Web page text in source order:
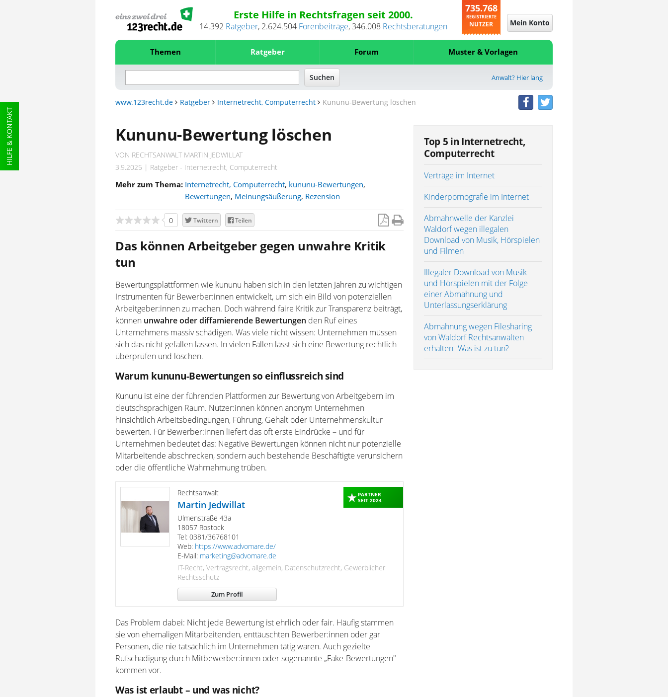
HILFE & KONTAKT
Erste Hilfe in Rechtsfragen seit 2000.
14.392 Ratgeber, 2.624.504 Forenbeiträge,346.008 Rechtsberatungen
735.768
REGISTRIERTE
NUTZER Mein Konto
Themen Ratgeber Forum Muster & Vorlagen
Anwalt? Hier lang
www.123recht.de Ratgeber Internetrecht, Computerrecht Kununu-Bewertung löschen
Kununu-Bewertung löschen
VON RECHTSANWALT MARTIN JEDWILLAT
3.9.2025 | Ratgeber - Internetrecht, Computerrecht
Mehr zum Thema: Internetrecht, Computerrecht, kununu-Bewertungen,
Bewertungen, Meinungsäußerung, Rezension
0 Twittern Teilen
Das können Arbeitgeber gegen unwahre Kritik
tun
Bewertungsplattformen wie kununu haben sich in den letzten Jahren zu wichtigen
Instrumenten für Bewerber:innen entwickelt, um sich ein Bild von potenziellen
Arbeitgeber:innen zu machen. Doch während faire Kritik zur Transparenz beiträgt,
können unwahre oder diffamierende Bewertungen den Ruf eines
Unternehmens massiv schädigen. Was viele nicht wissen: Unternehmen müssen
sich das nicht gefallen lassen. In vielen Fällen lässt sich eine Bewertung rechtlich
überprüfen und löschen.
Warum kununu-Bewertungen so einflussreich sind
Kununu ist eine der führenden Plattformen zur Bewertung von Arbeitgebern im
deutschsprachigen Raum. Nutzer:innen können anonym Unternehmen
hinsichtlich Arbeitsbedingungen, Führung, Gehalt oder Unternehmenskultur
bewerten. Für Bewerber:innen liefert das oft erste Eindrücke – und für
Unternehmen bedeutet das: Negative Bewertungen können nicht nur potenzielle
Mitarbeitende abschrecken, sondern auch bestehende Beschäftigte verunsichern
oder die öffentliche Wahrnehmung trüben.
PARTNER
SEIT 2024
Rechtsanwalt
Martin Jedwillat
Ulmenstraße 43a
18057 Rostock
Tel: 0381/36768101
Web: https://www.advomare.de/
E-Mail: marketing@advomare.de
IT-Recht, Vertragsrecht, allgemein, Datenschutzrecht, Gewerblicher
Rechtsschutz
Zum Profil
Das Problem dabei: Nicht jede Bewertung ist ehrlich oder fair. Häufig stammen
sie von ehemaligen Mitarbeitenden, enttäuschten Bewerber:innen oder gar
Personen, die nie tatsächlich im Unternehmen tätig waren. Auch gezielte
Rufschädigung durch Mitbewerber:innen oder sogenannte „Fake-Bewertungen"
kommen vor.
Was ist erlaubt – und was nicht?
Top 5 in Internetrecht,
Computerrecht
Verträge im Internet
Kinderpornografie im Internet
Abmahnwelle der Kanzlei
Waldorf wegen illegalen
Download von Musik, Hörspielen
und Filmen
Illegaler Download von Musik
und Hörspielen mit der Folge
einer Abmahnung und
Unterlassungserklärung
Abmahnung wegen Filesharing
von Waldorf Rechtsanwälten
erhalten- Was ist zu tun?